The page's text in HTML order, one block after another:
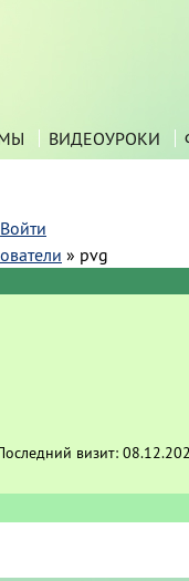
ВИДЕОУРОКИ
Войти
» pvg
визит: